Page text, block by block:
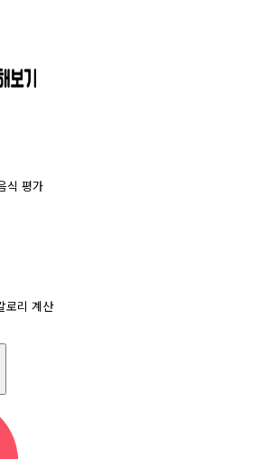
식 평가
로리 계산